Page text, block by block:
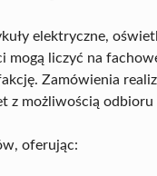
elektryczne,
mogą liczyć na
Zamówienia
z możliwością odbioru
oferując: